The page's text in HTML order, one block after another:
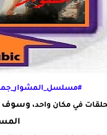
في مكان واحد،